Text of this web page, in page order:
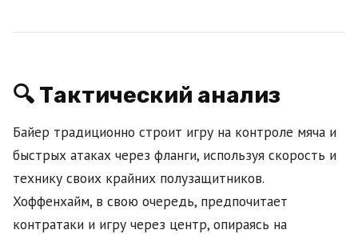
🔍 Тактический анализ
Байер традиционно строит игру на контроле мяча и
быстрых атаках через фланги, используя скорость и
технику своих крайних полузащитников.
Хоффенхайм, в свою очередь, предпочитает
контратаки и игру через центр, опираясь на